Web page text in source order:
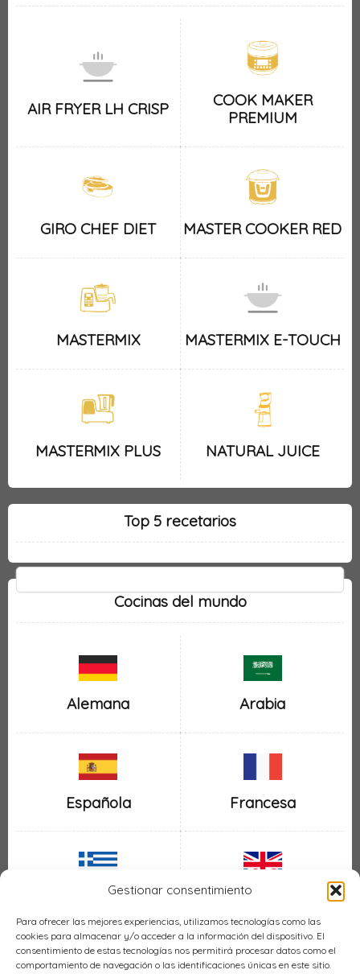
Gestionar consentimiento
Para ofrecer las mejores experiencias, utilizamos tecnologías como las
cookies para almacenar y/o acceder a la información del dispositivo. El
consentimiento de estas tecnologías nos permitirá procesar datos como el
comportamiento de navegación o las identificaciones únicas en este sitio.
AIR FRYER LH CRISP
COOK MAKER
PREMIUM
GIRO CHEF DIET MASTER COOKER RED
MASTERMIX MASTERMIX E-TOUCH
MASTERMIX PLUS NATURAL JUICE
Top 5 recetarios
Cocinas del mundo
Alemana Arabia
Española Francesa
Griega Inglesa